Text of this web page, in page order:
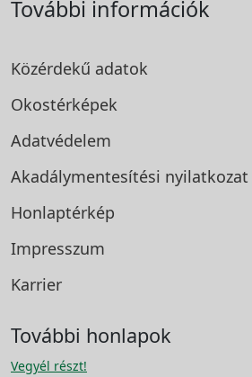
További információk
Közérdekű adatok
Okostérképek
Adatvédelem
Akadálymentesítési nyilatkozat
Honlaptérkép
Impresszum
Karrier
További honlapok
Vegyél részt!